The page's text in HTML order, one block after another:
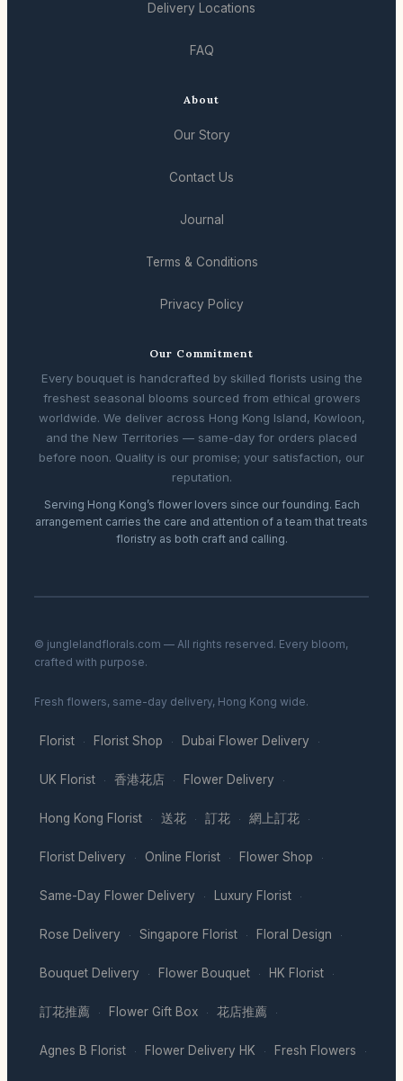
Delivery Locations
FAQ
About
Our Story
Contact Us
Journal
Terms & Conditions
Privacy Policy
Our Commitment
Every bouquet is handcrafted by skilled florists using the
freshest seasonal blooms sourced from ethical growers
worldwide. We deliver across Hong Kong Island, Kowloon,
and the New Territories — same-day for orders placed
before noon. Quality is our promise; your satisfaction, our
reputation.
Serving Hong Kong’s flower lovers since our founding. Each
arrangement carries the care and attention of a team that treats
floristry as both craft and calling.
© junglelandflorals.com — All rights reserved. Every bloom,
crafted with purpose.
Fresh flowers, same-day delivery, Hong Kong wide.
Florist · Florist Shop · Dubai Flower Delivery ·
UK Florist · 香港花店 · Flower Delivery ·
Hong Kong Florist · 送花 · 訂花 · 網上訂花 ·
Florist Delivery · Online Florist · Flower Shop ·
Same-Day Flower Delivery · Luxury Florist ·
Rose Delivery · Singapore Florist · Floral Design ·
Bouquet Delivery · Flower Bouquet · HK Florist ·
訂花推薦 · Flower Gift Box · 花店推薦 ·
Agnes B Florist · Flower Delivery HK · Fresh Flowers ·